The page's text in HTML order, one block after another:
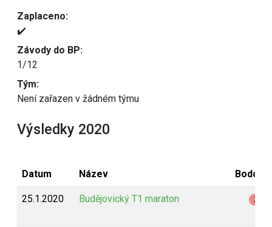
Zaplaceno:
✔️
Závody do BP:
1/12
Tým:
Není zařazen v žádném týmu
Výsledky 2020
Datum Název
25.1.2020 Budějovický T1 maraton Z